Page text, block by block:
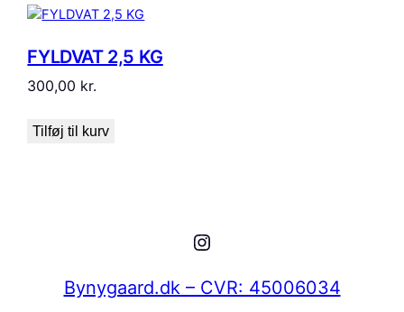
FYLDVAT 2,5 KG
300,00 kr.
Tilføj til kurv
Instagram
Bynygaard.dk – CVR: 45006034